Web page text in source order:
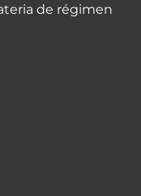
de régimen